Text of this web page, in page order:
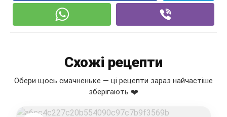
Схожі рецепти
Обери щось смачненьке — ці рецепти зараз найчастіше
зберігають ❤️